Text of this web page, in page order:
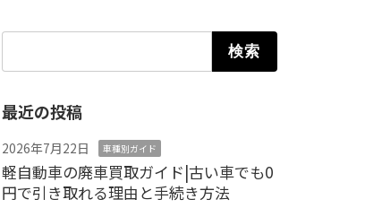
最近の投稿
2026年7月22日 車種別ガイド
軽自動車の廃車買取ガイド|古い車でも0
円で引き取れる理由と手続き方法